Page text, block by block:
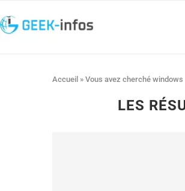
Accueil » Vous avez cherché windows
LES